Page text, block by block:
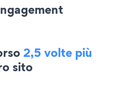
2,5 volte più
sito